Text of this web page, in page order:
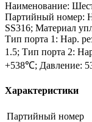
Наименование:
Партийный номер:
SS316; Материал
Тип порта 1: Нар.
1.5; Тип порта 2:
+538℃; Давление:
Характеристики
Партийный номер